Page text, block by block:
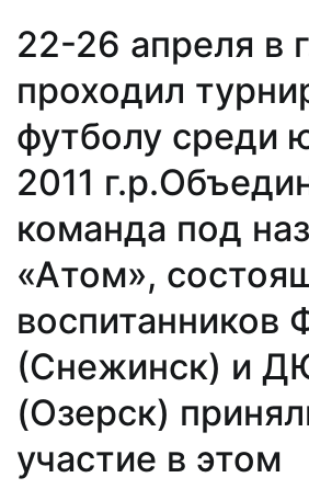
22-26 апреля в
проходил
футболу среди
2011
команда под
«Атом»,
воспитанников
(Снежинск) и
(Озерск)
участие в этом